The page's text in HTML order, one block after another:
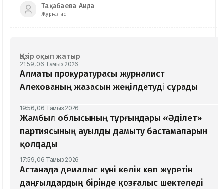
Тақабаева Аида
Журналист
Қазір оқып жатыр
21:59, 06 Тамыз 2026
Алматы прокуратурасы журналист
Алехованың жазасын жеңілдетуді сұрады
19:56, 06 Тамыз 2026
Жамбыл облысының тұрғындары «Әділет»
партиясының ауылды дамыту бастамаларын
қолдады
17:59, 06 Тамыз 2026
Астанада демалыс күні көлік көп жүретін
даңғылдардың бірінде қозғалыс шектеледі